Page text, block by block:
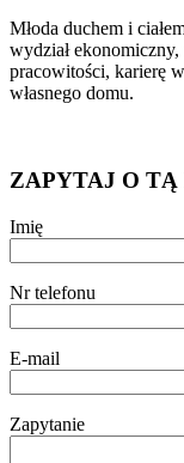
Młoda duchem i
wydział
pracowitości, karierę
własnego domu.
ZAPYTAJ O TĄ
Imię
Nr telefonu
E-mail
Zapytanie